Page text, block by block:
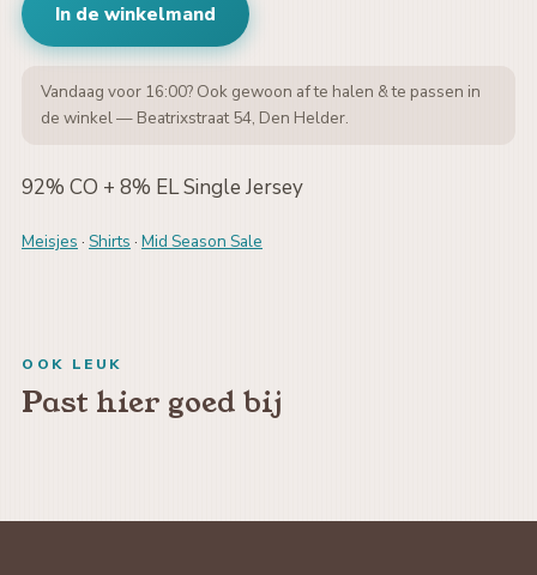
In de winkelmand
Vandaag voor 16:00? Ook gewoon af te halen & te passen in
de winkel — Beatrixstraat 54, Den Helder.
92% CO + 8% EL Single Jersey
Meisjes · Shirts · Mid Season Sale
OOK LEUK
Past hier goed bij